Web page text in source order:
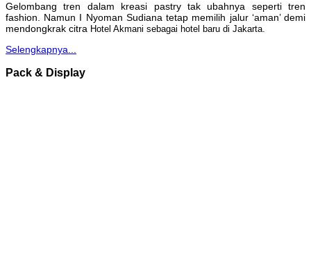
Gelombang tren dalam kreasi pastry tak ubahnya seperti tren
fashion. Namun I Nyoman Sudiana tetap memilih jalur ‘aman’ demi
mendongkrak citra Hotel Akmani sebagai hotel baru di Jakarta.
Selengkapnya...
Pack & Display